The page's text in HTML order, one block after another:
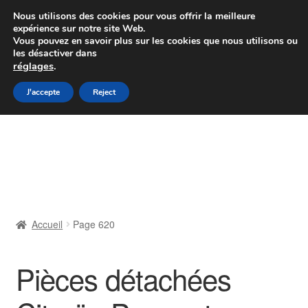
Colissimo livraison à partir de 7 EUR
Du lundi au vendredi de 9 h à 16 h
Aller
à
Aller
au
Livraison
Accueil Page 620
Pièces détachées
Nous utilisons des cookies pour vous offrir la meilleure
expérience sur notre site Web.
Vous pouvez en savoir plus sur les cookies que nous utilisons ou
les désactiver dans
réglages.
J'accepte Reject